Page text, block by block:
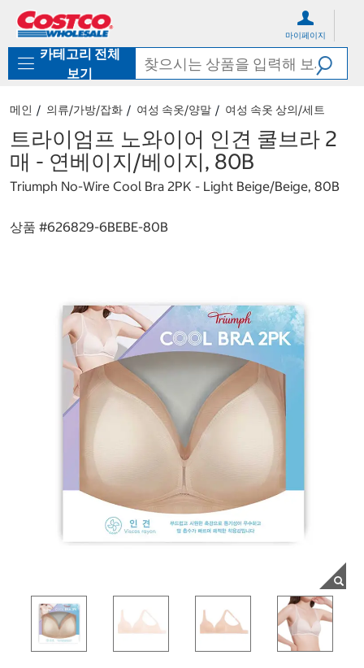
로
기
가
마이페이지
카테고리 전체
보기
메인 의류/가방/잡화 여성 속옷/양말 여성 속옷 상의/세트
트라이엄프 노와이어 인견 쿨브라 2
매 - 연베이지/베이지, 80B
Triumph No-Wire Cool Bra 2PK - Light Beige/Beige, 80B
상품 #626829-6BEBE-80B